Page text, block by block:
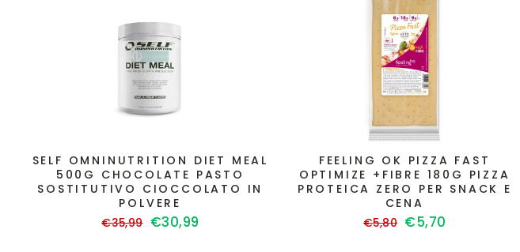
SELF OMNINUTRITION DIET MEAL
500G CHOCOLATE PASTO
SOSTITUTIVO CIOCCOLATO IN
POLVERE
Prezzo
€35,99 Prezzo
€30,99
FEELING OK PIZZA FAST
OPTIMIZE +FIBRE 180G PIZZA
PROTEICA ZERO PER SNACK E
CENA
Prezzo
€5,80 Prezzo
€5,70